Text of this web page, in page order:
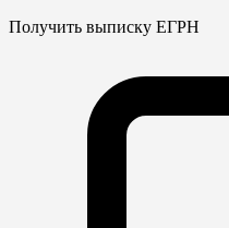
Получить выписку ЕГРН